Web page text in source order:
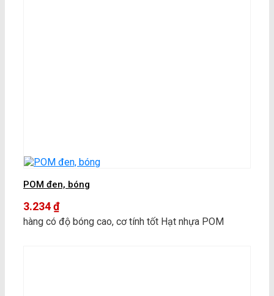
POM đen, bóng
3.234₫
hàng có độ bóng cao, cơ tính tốt Hạt nhựa POM